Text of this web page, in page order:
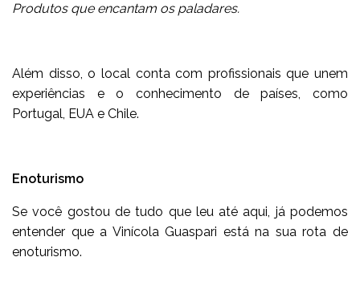
Produtos que encantam os paladares.
Além disso, o local conta com profissionais que unem
experiências e o conhecimento de países, como
Portugal, EUA e Chile.
Enoturismo
Se você gostou de tudo que leu até aqui, já podemos
entender que a Vinícola Guaspari está na sua rota de
enoturismo.